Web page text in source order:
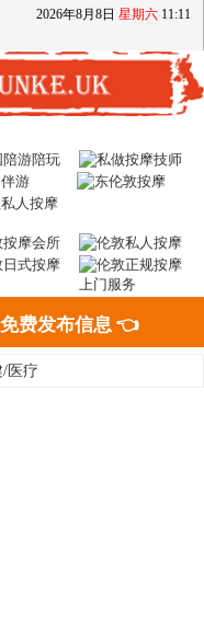
2026年8月 8日 星期六 11:11
免费发布信息 👈
医疗